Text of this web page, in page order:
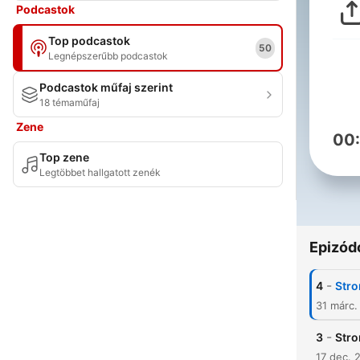
Podcastok
Top podcastok
Legnépszerűbb podcastok
50
Podcastok műfaj szerint
18 témaműfaj
Zene
Top zene
Legtöbbet hallgatott zenék
4 -
31
3 -
17 dec.